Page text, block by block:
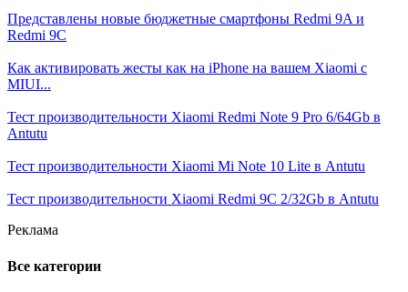
Представлены новые бюджетные смартфоны Redmi 9A и
Redmi 9C
Как активировать жесты как на iPhone на вашем Xiaomi с
MIUI...
Тест производительности Xiaomi Redmi Note 9 Pro 6/64Gb в
Antutu
Тест производительности Xiaomi Mi Note 10 Lite в Antutu
Тест производительности Xiaomi Redmi 9C 2/32Gb в Antutu
Реклама
Все категории